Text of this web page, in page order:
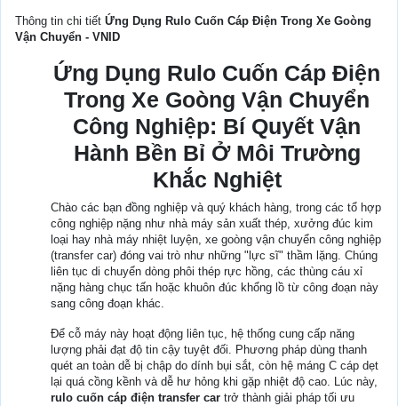
Thông tin chi tiết Ứng Dụng Rulo Cuốn Cáp Điện Trong Xe Goòng
Vận Chuyển - VNID
Ứng Dụng Rulo Cuốn Cáp Điện
Trong Xe Goòng Vận Chuyển
Công Nghiệp: Bí Quyết Vận
Hành Bền Bỉ Ở Môi Trường
Khắc Nghiệt
Chào các bạn đồng nghiệp và quý khách hàng, trong các tổ hợp
công nghiệp nặng như nhà máy sản xuất thép, xưởng đúc kim
loại hay nhà máy nhiệt luyện, xe goòng vận chuyển công nghiệp
(transfer car) đóng vai trò như những "lực sĩ" thầm lặng. Chúng
liên tục di chuyển dòng phôi thép rực hồng, các thùng cáu xỉ
nặng hàng chục tấn hoặc khuôn đúc khổng lồ từ công đoạn này
sang công đoạn khác.
Để cỗ máy này hoạt động liên tục, hệ thống cung cấp năng
lượng phải đạt độ tin cậy tuyệt đối. Phương pháp dùng thanh
quét an toàn dễ bị chập do dính bụi sắt, còn hệ máng C cáp dẹt
lại quá cồng kềnh và dễ hư hỏng khi gặp nhiệt độ cao. Lúc này,
rulo cuốn cáp điện transfer car trở thành giải pháp tối ưu